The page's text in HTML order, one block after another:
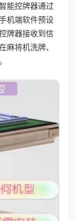
能控牌器通过
机端软件预设
牌器接收到信
麻将机洗牌、